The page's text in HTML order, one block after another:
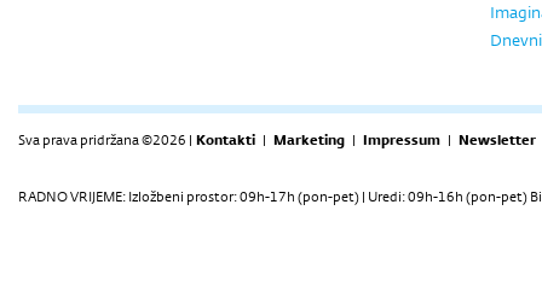
Sva prava pridržana ©2026 | Kontakti | Marketing | Impressum | Newsletter
RADNO VRIJEME: Izložbeni prostor: 09h-17h (pon-pet) | Uredi: 09h-16h (pon-pet)